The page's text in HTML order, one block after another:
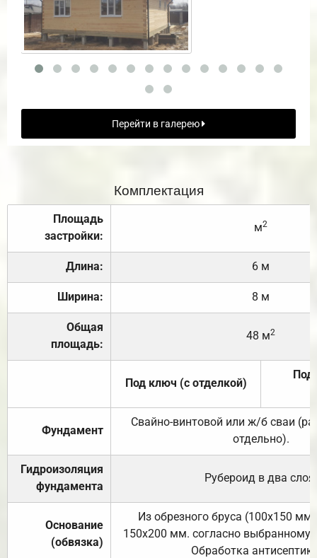
Перейти в галерею
Комплектация
Площадь
застройки:
м2
Длина: 6 м
Ширина: 8 м
Общая
площадь:
48 м2
Под ключ (с отделкой)
Под
Фундамент
Свайно-винтовой или ж/б сваи
отдельно).
Гидроизоляция
фундамента
Рубероид в два слоя.
Основание
(обвязка)
Из обрезного бруса (100х150
150х200 мм. согласно выбранному
Обработка